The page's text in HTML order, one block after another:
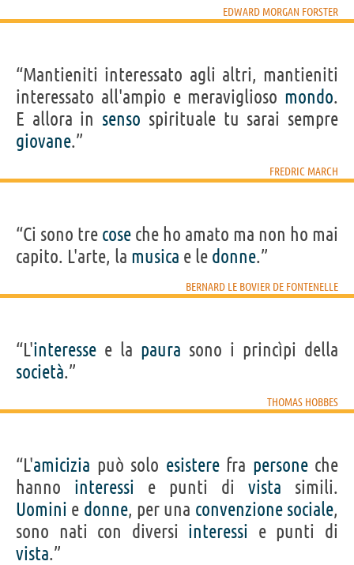
EDWARD MORGAN FORSTER
“Mantieniti interessato agli altri, mantieniti
interessato all'ampio e meraviglioso mondo.
E allora in senso spirituale tu sarai sempre
giovane.”
FREDRIC MARCH
“Ci sono tre cose che ho amato ma non ho mai
capito. L'arte, la musica e le donne.”
BERNARD LE BOVIER DE FONTENELLE
“L'interesse e la paura sono i princìpi della
società.”
THOMAS HOBBES
“L'amicizia può solo esisterefra personeche
hanno interessi e punti di vista simili.
Uomini e donne, per una convenzione sociale,
sono nati con diversi interessi e punti di
vista.”